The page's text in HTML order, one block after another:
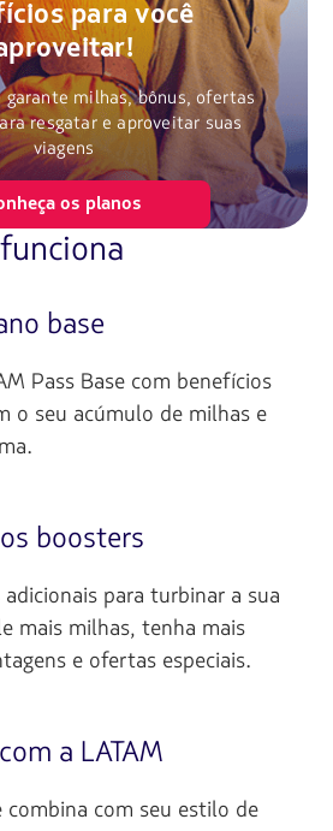
para você
garante milhas, bônus, ofertas
resgatar e aproveitar suas
viagens
os planos
base
Pass Base com benefícios
o seu acúmulo de milhas e
boosters
para turbinar a sua
mais milhas, tenha mais
e ofertas especiais.
a LATAM
combina com seu estilo de